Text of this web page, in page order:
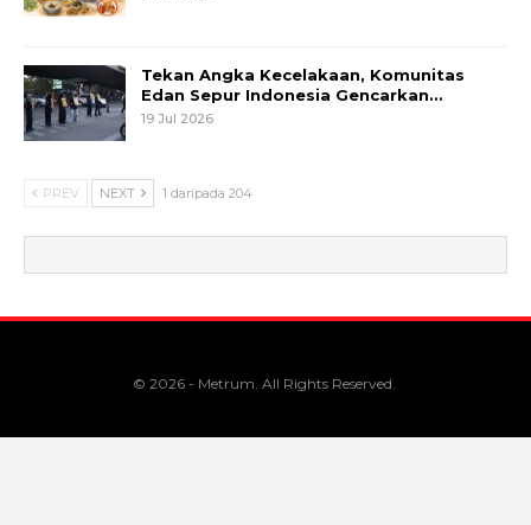
Tekan Angka Kecelakaan, Komunitas
Edan Sepur Indonesia Gencarkan…
19 Jul 2026
PREV NEXT 1 daripada 204
© 2026 - Metrum. All Rights Reserved.